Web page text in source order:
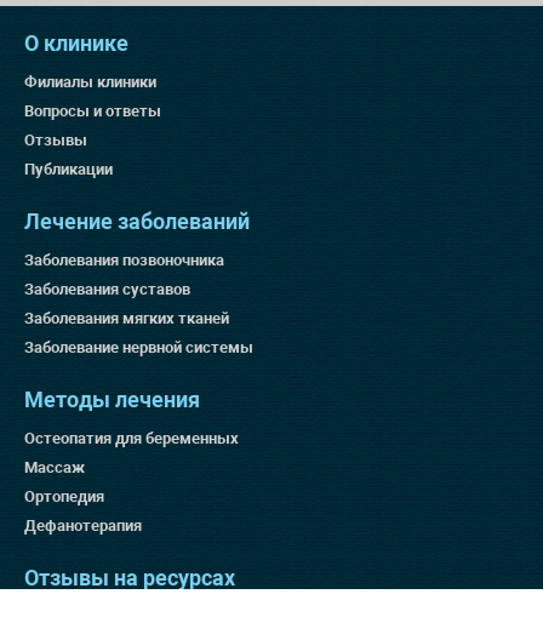
О клинике
Филиалы клиники
Вопросы и ответы
Отзывы
Публикации
Лечение заболеваний
Заболевания позвоночника
Заболевания суставов
Заболевания мягких тканей
Заболевание нервной системы
Методы лечения
Остеопатия для беременных
Массаж
Ортопедия
Дефанотерапия
Отзывы на ресурсах